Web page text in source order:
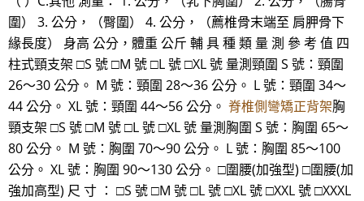
圍） 3. 公分，（臀圍） 4. 公分，（薦椎骨末端至 肩胛骨下
緣長度） 身高 公分，體重 公斤 輔 具 種 類 量 測 參 考 值 四
柱式頸支架 □S 號 □M 號 □L 號 □XL 號 量測頸圍 S 號：頸圍
26～30 公分。 M 號：頸圍 28～36 公分。 L 號：頸圍 34～
44 公分。 XL 號：頸圍 44～56 公分。 脊椎側彎矯正背架胸
頸支架 □S 號 □M 號 □L 號 □XL 號 量測胸圍 S 號：胸圍 65～
80 公分。 M 號：胸圍 70～90 公分。 L 號：胸圍 85～100
公分。 XL 號：胸圍 90～130 公分。 □圍腰(加強型) □圍腰(加
強加高型) 尺 寸 ： □S 號 □M 號 □L 號 □XL 號 □XXL 號 □XXXL